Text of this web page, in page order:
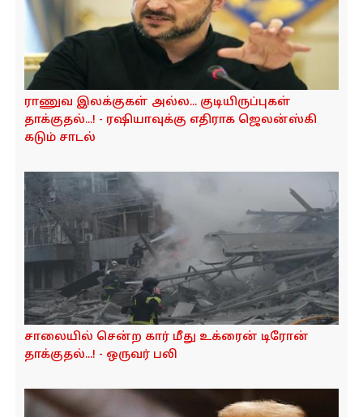
ராணுவ இலக்குகள் அல்ல... குடியிருப்புகள்
தாக்குதல்...! - ரஷியாவுக்கு எதிராக ஜெலன்ஸ்கி
கடும் சாடல்
சாலையில் சென்ற கார் மீது உக்ரைன் டிரோன்
தாக்குதல்...! - ஒருவர் பலி